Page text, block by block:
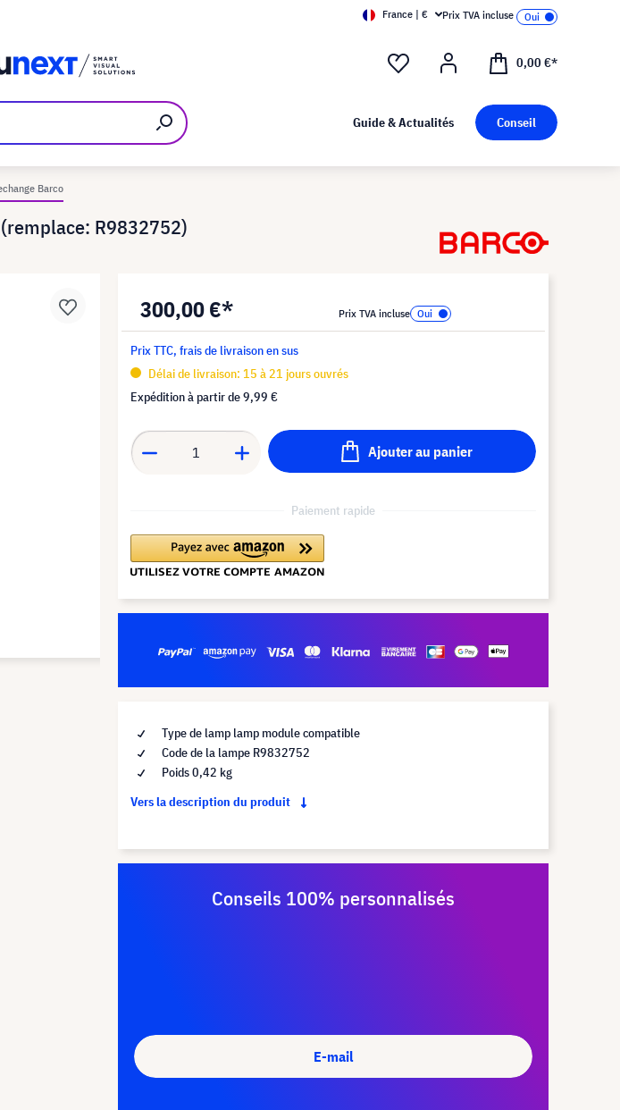
France | € Prix TVA incluse
0,00 €*
Guide & Actualités Conseil
Barco
R9832752)
300,00 €* Prix TVA incluse
Prix TTC, frais de livraison en sus
Délai de livraison: 15 à 21 jours ouvrés
Expédition à partir de9,99 €
Ajouter au panier
Paiement rapide
Type de lamp lamp module compatible
Code de la lampe R9832752
Poids 0,42 kg
Vers la description du produit
Conseils 100% personnalisés
E-mail